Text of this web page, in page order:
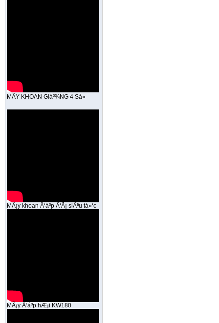
MÃY KHOAN GIáº¾NG 4 Sá»
MÃ¡y khoan Ä‘áº­p Ä‘Ã¡ siÃªu tá»‘c
MÃ¡y Ä‘áº­p hÆ¡i KW180